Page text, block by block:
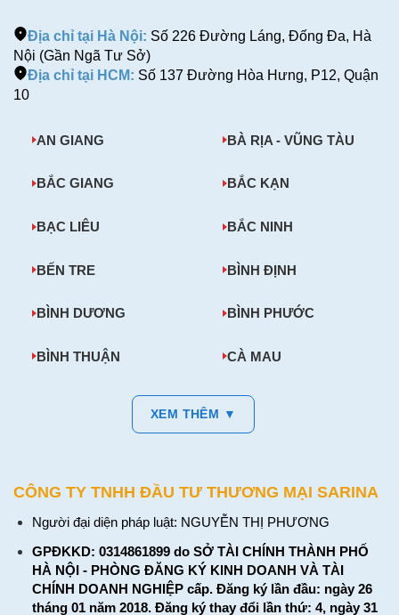
Địa chỉ tại Hà Nội: Số 226 Đường Láng, Đống Đa, Hà
Nội (Gần Ngã Tư Sở)
Địa chỉ tại HCM: Số 137 Đường Hòa Hưng, P12, Quận
10
AN GIANG BÀ RỊA - VŨNG TÀU
BẮC GIANG BẮC KẠN
BẠC LIÊU BẮC NINH
BẾN TRE BÌNH ĐỊNH
BÌNH DƯƠNG BÌNH PHƯỚC
BÌNH THUẬN CÀ MAU
XEM THÊM ▼
CÔNG TY TNHH ĐẦU TƯ THƯƠNG MẠI SARINA
Người đại diện pháp luật: NGUYỄN THỊ PHƯƠNG
GPĐKKD: 0314861899 do SỞ TÀI CHÍNH THÀNH PHỐ
HÀ NỘI - PHÒNG ĐĂNG KÝ KINH DOANH VÀ TÀI
CHÍNH DOANH NGHIỆP cấp. Đăng ký lần đầu: ngày 26
tháng 01 năm 2018. Đăng ký thay đổi lần thứ: 4, ngày 31